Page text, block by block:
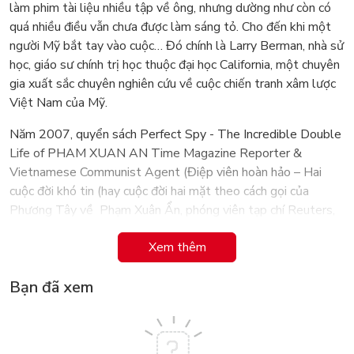
làm phim tài liệu nhiều tập về ông, nhưng dường như còn có
quá nhiều điều vẫn chưa được làm sáng tỏ. Cho đến khi một
người Mỹ bắt tay vào cuộc… Đó chính là Larry Berman, nhà sử
học, giáo sư chính trị học thuộc đại học California, một chuyên
gia xuất sắc chuyên nghiên cứu về cuộc chiến tranh xâm lược
Việt Nam của Mỹ.
Năm 2007, quyển sách Perfect Spy - The Incredible Double
Life of PHAM XUAN AN Time Magazine Reporter &
Vietnamese Communist Agent (Điệp viên hoàn hảo – Hai
cuộc đời khó tin (hay cuộc đời hai mặt theo cách gọi của
Phương Tây về Phạm Xuân Ẩn, phóng viên tạp chí Reuters,
Time và tướng tình báo Cộng sản Việt Nam)) của Larry
Berman được xuất bản lần đầu tiên tại Mỹ đã gây chấn động
dư luận Mỹ, kiều bào Việt Nam ở Mỹ và cả ở Việt Nam. Vì
trước khi quyển sách này ra đời, rất ít người biết và hiểu về
huyền thoại của chiến tranh Việt Nam. Có lẽ bởi vì cuộc đời
của Phạm Xuân Ẩn, cũng giống như tên của ông, chứa đựng
Xem thêm
Bạn đã xem